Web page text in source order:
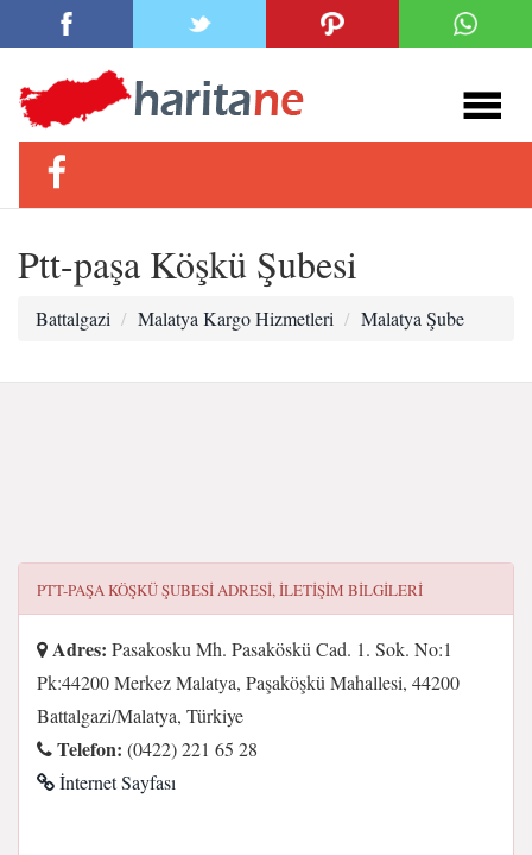
Ptt-paşa Köşkü Şubesi
Battalgazi Malatya Kargo Hizmetleri Malatya Şube
PTT-PAŞA KÖŞKÜ ŞUBESIADRESI, ILETIŞIM BILGILERI
Adres: Pasakosku Mh. Pasaköskü Cad. 1. Sok. No:1
Pk:44200 Merkez Malatya, Paşaköşkü Mahallesi, 44200
Battalgazi/Malatya, Türkiye
Telefon: (0422) 221 65 28
İnternet Sayfası